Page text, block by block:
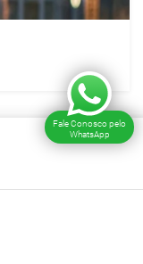
Fale Conosco pelo
WhatsApp